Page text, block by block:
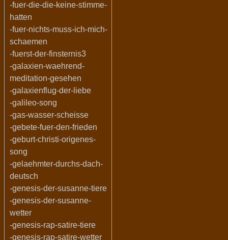
-fuer-die-die-keine-stimme-
hatten
-fuer-nichts-muss-ich-mich-
schaemen
-fuerst-der-finsternis3
-galaxien-waehrend-
meditation-gesehen
-galaxienflug-der-liebe
-galileo-song
-gas-wasser-scheisse
-gebete-fuer-den-frieden
-geburt-christi-origenes-
song
-gelaehmter-durchs-dach-
deutsch
-genesis-der-susanne-tiere
-genesis-der-susanne-
wetter
-genesis-rap-satire-tiere
-genesis-rap-satire-wetter